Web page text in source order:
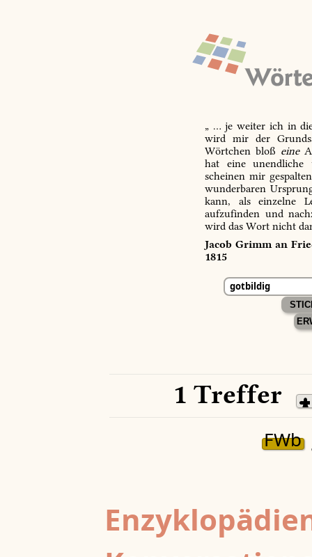
„ … je weiter ich in
wird mir der
Wörtchen bloß eine
hat eine unendliche
scheinen mir
wunderbaren
kann, als einzelne
aufzufinden und
wird das Wort nicht
Jacob Grimm an
1815
1 Treffer
FWb